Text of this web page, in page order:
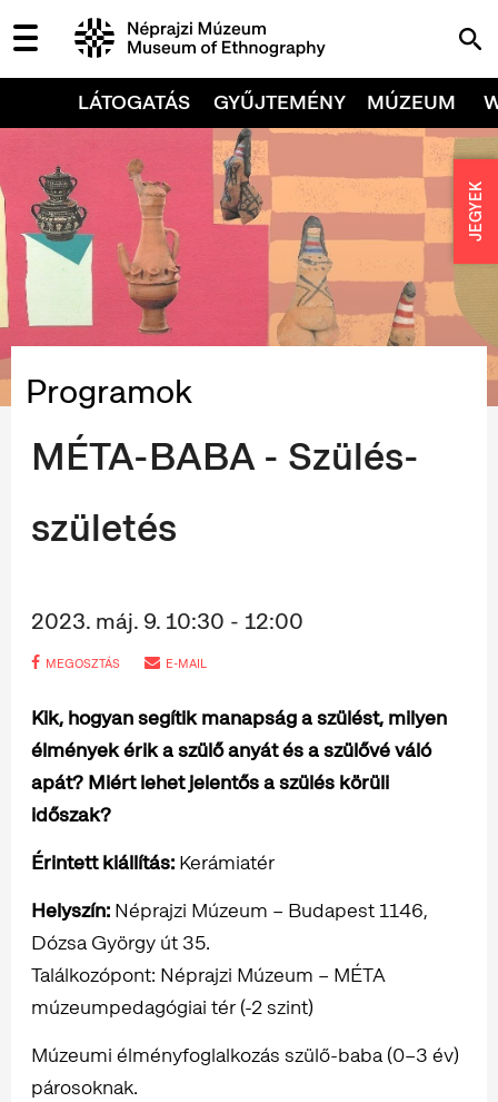
LÁTOGATÁS GYŰJTEMÉNY MÚZEUM
Programok
MÉTA-BABA - Szülés-
születés
2023. máj. 9. 10:30 - 12:00
MEGOSZTÁS E-MAIL
Kik, hogyan segítik manapság a szülést, milyen
élmények érik a szülő anyát és a szülővé váló
apát? Miért lehet jelentős a szülés körüli
időszak?
Érintett kiállítás: Kerámiatér
Helyszín: Néprajzi Múzeum – Budapest 1146,
Dózsa György út 35.
Találkozópont: Néprajzi Múzeum – MÉTA
múzeumpedagógiai tér (-2 szint)
Múzeumi élményfoglalkozás szülő-baba (0–3 év)
párosoknak.
JEGYEK